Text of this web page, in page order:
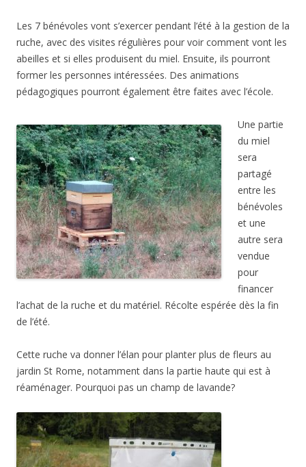
Les 7 bénévoles vont s’exercer pendant l’été à la gestion de la
ruche, avec des visites régulières pour voir comment vont les
abeilles et si elles produisent du miel. Ensuite, ils pourront
former les personnes intéressées. Des animations
pédagogiques pourront également être faites avec l’école.
Une partie
du miel
sera
partagé
entre les
bénévoles
et une
autre sera
vendue
pour
financer
l’achat de la ruche et du matériel. Récolte espérée dès la fin
de l’été.
Cette ruche va donner l’élan pour planter plus de fleurs au
jardin St Rome, notamment dans la partie haute qui est à
réaménager. Pourquoi pas un champ de lavande?